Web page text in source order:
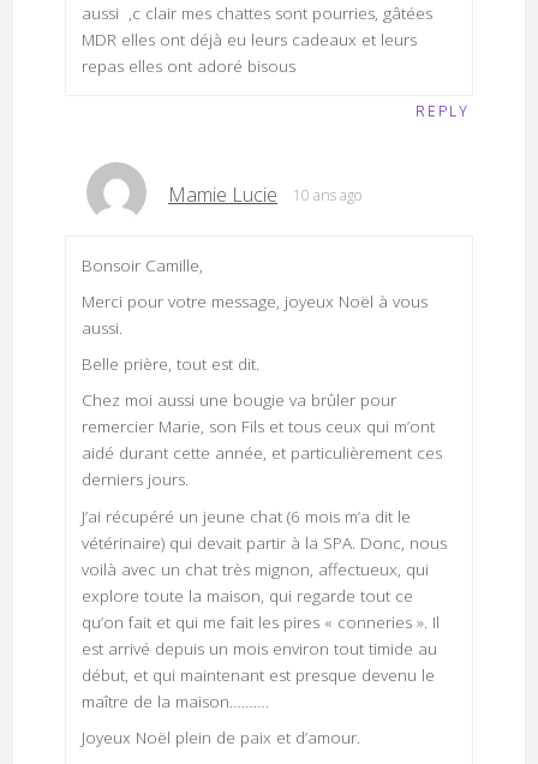
aussi ,c clair mes chattes sont pourries, gâtées
MDR elles ont déjà eu leurs cadeaux et leurs
repas elles ont adoré bisous
REPLY
Mamie Lucie 10 ans ago
Bonsoir Camille,
Merci pour votre message, joyeux Noël à vous
aussi.
Belle prière, tout est dit.
Chez moi aussi une bougie va brûler pour
remercier Marie, son Fils et tous ceux qui m’ont
aidé durant cette année, et particulièrement ces
derniers jours.
J’ai récupéré un jeune chat (6 mois m’a dit le
vétérinaire) qui devait partir à la SPA. Donc, nous
voilà avec un chat très mignon, affectueux, qui
explore toute la maison, qui regarde tout ce
qu’on fait et qui me fait les pires « conneries ». Il
est arrivé depuis un mois environ tout timide au
début, et qui maintenant est presque devenu le
maître de la maison……….
Joyeux Noël plein de paix et d’amour.